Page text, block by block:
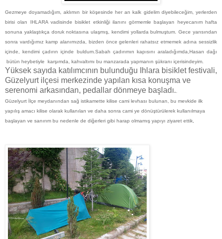
Gezmeye doyamadığım, aklımın bir köşesinde her an kalk gidelim diyebileceğim, yerlerden
birisi olan IHLARA vadisinde bisiklet etkinliği ilanını görmemle başlayan heyecanım hafta
sonuna yaklaştıkça doruk noktasına ulaşmış, kendimi yollarda bulmuştum. Gece yarısından
sonra vardığımız kamp alanımızda, bizden önce gelenleri rahatsız etmemek adına sessizlik
içinde, kendimi çadırın içinde buldum.Sabah çadırımın kapısını araladığımda,Hasan dağı
bütün heybetiyle karşımda, kahvaltımı bu manzarada yapmanın şükranı içerisindeyim.
Yüksek sayıda katılımcının bulunduğu Ihlara bisiklet festivali,
Güzelyurt ilçesi merkezinde yapılan kısa konuşma ve
serenomi arkasından, pedallar dönmeye başladı.
Güzelyurt İlçe meydanından sağ istikamette kilise cami levhası bulunan, bu mevkide ilk
yapılış amacı kilise olarak kullanılan ve daha sonra cami ye dönüştürülerek kullanılmaya
başlayan ve sanırım bu nedenle de diğerleri gibi harap olmamış yapıyı ziyaret ettik,